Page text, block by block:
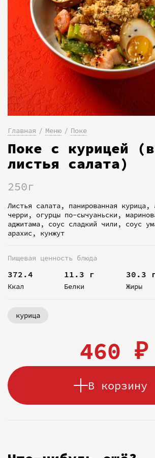
Главная Меню Поке
Поке с курицей
листья салата)
250г
Листья салата, панированная курица,
черри, огурцы по-сычуаньски,
аджитама, соус сладкий чили, соус
арахис, кунжут
Пищевая ценность блюда
372.4
Ккал
11.3 г
Белки
30.3
Жиры
курица
460 ₽
В корзину